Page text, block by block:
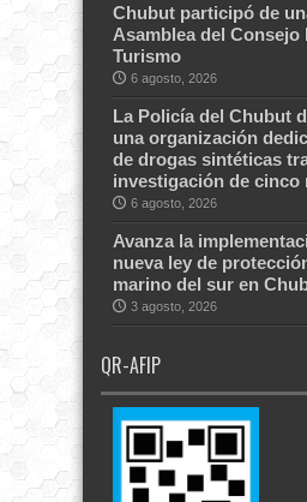
Chubut participó de
Asamblea del Consejo
Turismo
6 agosto, 2026
La Policía del Chubut
una organización
de drogas sintéticas
investigación de cinco
6 agosto, 2026
Avanza la
nueva ley de
marino del sur en
3 agosto, 2026
QR-AFIP